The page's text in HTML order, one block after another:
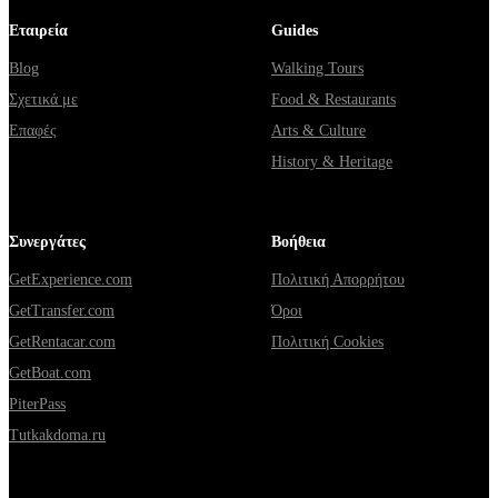
Εταιρεία
Blog
Σχετικά με
Επαφές
Guides
Walking Tours
Food & Restaurants
Arts & Culture
History & Heritage
Συνεργάτες
GetExperience.com
GetTransfer.com
GetRentacar.com
GetBoat.com
PiterPass
Tutkakdoma.ru
Βοήθεια
Πολιτική Απορρήτου
Όροι
Πολιτική Cookies